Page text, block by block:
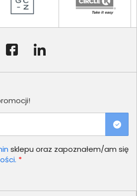
sklepu oraz zapoznałem/am się
*